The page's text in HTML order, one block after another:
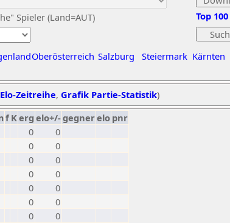
Spieler (Land=AUT)
Oberösterreich Salzburg Steiermark Kärnten
Top 100
Zeitreihe, Grafik Partie-Statistik)
f Kerg elo+/-gegnerelo pnr
0
0
0
0
0
0
0
0
0
0
0
0
0
0